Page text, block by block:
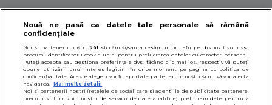
Despre noi Contact Termeni si conditii
Politica datelor personale Politica cookies
Ultimele 100 de rețete
Nouă ne pasă ca datele tale personale să rămână
confidențiale
Noi și partenerii noștri 961 stocăm și/sau accesăm informații pe dispozitivul dvs.,
precum identificatorii cookie unici pentru prelucrarea datelor cu caracter personal.
Puteți accepta sau gestiona preferințele dvs. făcând clic mai jos, respectiv vă puteți
opune utilizării unui interes legitim în orice moment pe pagina cu politica de
confidențialitate. Aceste alegeri vor fi raportate partenerilor noștri și nu vă vor afecta
navigarea. Mai multe detalii
Noi si partenerii nostri (retelele de socializare si agentiile de publicitate partenere,
precum si furnizorii nostri de servicii de date analitice) prelucram date pentru a